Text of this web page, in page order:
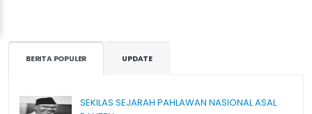
BERITA POPULER UPDATE
SEKILAS SEJARAH PAHLAWAN NASIONAL ASAL